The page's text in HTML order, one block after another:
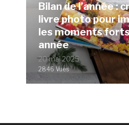
Bilan de l’année :
livre photo pour
les moments
année
20 mai 2025
2846 Vues